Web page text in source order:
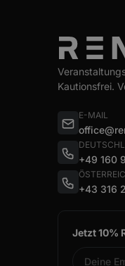
Kautionsfrei.
E-MAIL
+49 160
+43 316
Jetzt 10%